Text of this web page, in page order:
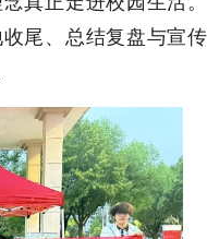
尾、总结复盘与宣传